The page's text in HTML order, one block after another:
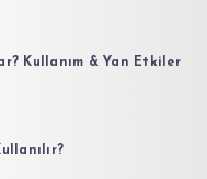
Kullanım & Yan Etkiler